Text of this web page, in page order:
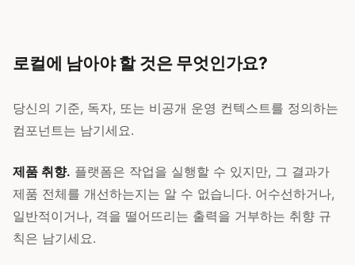
로컬에 남아야 할 것은 무엇인가요?
당신의 기준, 독자, 또는 비공개 운영 컨텍스트를 정의하는
컴포넌트는 남기세요.
제품 취향. 플랫폼은 작업을 실행할 수 있지만, 그 결과가
제품 전체를 개선하는지는 알 수 없습니다. 어수선하거나,
일반적이거나, 격을 떨어뜨리는 출력을 거부하는 취향 규
칙은 남기세요.